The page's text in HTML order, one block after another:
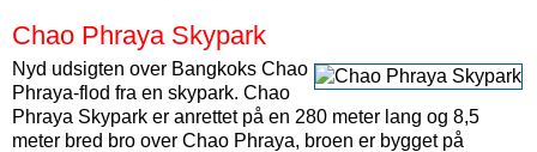
Chao Phraya Skypark
Nyd udsigten over Bangkoks Chao
Phraya-flod fra en skypark. Chao
Phraya Skypark er anrettet på en 280 meter lang og 8,5
meter bred bro over Chao Phraya, broen er bygget på